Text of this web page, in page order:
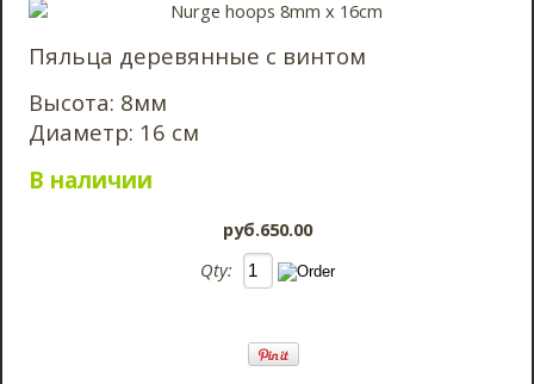
Пяльца деревянные с винтом
Высота: 8мм
Диаметр: 16 см
В наличии
pyб.650.00
Qty: